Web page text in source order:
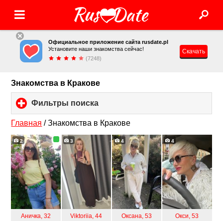
Официальное приложение сайта rusdate.pl
Установите наши знакомства сейчас!
(7248)
Скачать
Знакомства в Кракове
Фильтры поиска
to
expand
contents
Главная /Знакомства в Кракове
2
Аничка, 32
3
Viktoriia, 44
4
Оксана, 53
4
Окси, 53